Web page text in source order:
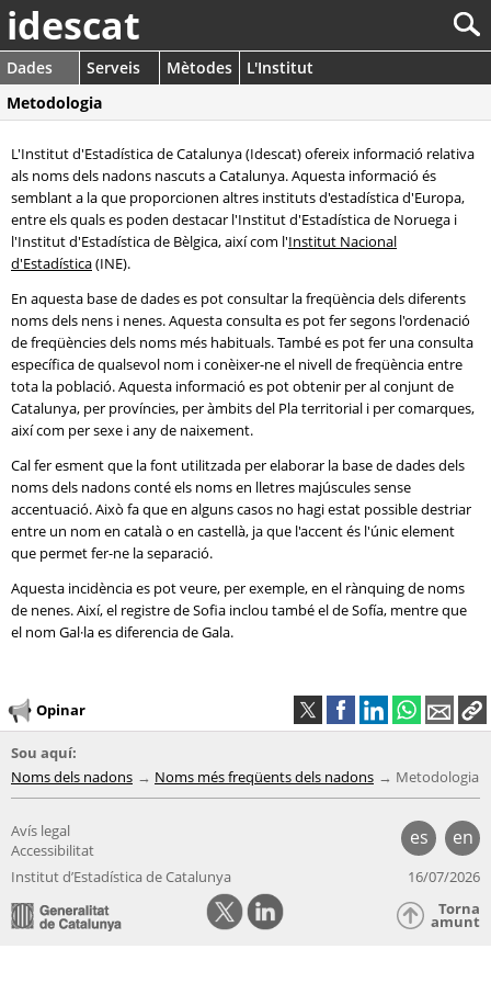
idescat
Dades Serveis Mètodes
L'Institut
Metodologia
L'Institut d'Estadística de Catalunya (Idescat) ofereix informació relativa
als noms dels nadons nascuts a Catalunya. Aquesta informació és
semblant a la que proporcionen altres instituts d'estadística d'Europa,
entre els quals es poden destacar l'Institut d'Estadística de Noruega i
l'Institut d'Estadística de Bèlgica, així com l'Institut Nacional
d'Estadística(INE).
En aquesta base de dades es pot consultar la freqüència dels diferents
noms dels nens i nenes. Aquesta consulta es pot fer segons l'ordenació
de freqüències dels noms més habituals. També es pot fer una consulta
específica de qualsevol nom i conèixer-ne el nivell de freqüència entre
tota la població. Aquesta informació es pot obtenir per al conjunt de
Catalunya, per províncies, per àmbits del Pla territorial i per comarques,
així com per sexe i any de naixement.
Cal fer esment que la font utilitzada per elaborar la base de dades dels
noms dels nadons conté els noms en lletres majúscules sense
accentuació. Això fa que en alguns casos no hagi estat possible destriar
entre un nom en català o en castellà, ja que l'accent és l'únic element
que permet fer-ne la separació.
Aquesta incidència es pot veure, per exemple, en el rànquing de noms
de nenes. Així, el registre de Sofia inclou també el de Sofía, mentre que
el nom Gal·la es diferencia de Gala.
Opinar
Sou aquí:
Noms dels nadons
Noms més freqüents dels nadons Metodologia
es en
Avís legal
Accessibilitat
Institut d’Estadística de Catalunya
16/07/2026
Torna
amunt